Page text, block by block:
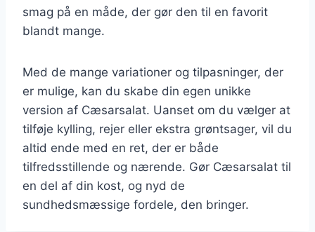
smag på en måde, der gør den til en favorit
blandt mange.
Med de mange variationer og tilpasninger, der
er mulige, kan du skabe din egen unikke
version af Cæsarsalat. Uanset om du vælger at
tilføje kylling, rejer eller ekstra grøntsager, vil du
altid ende med en ret, der er både
tilfredsstillende og nærende. Gør Cæsarsalat til
en del af din kost, og nyd de
sundhedsmæssige fordele, den bringer.